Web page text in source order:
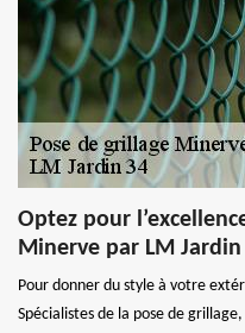
Optez pour
Minerve par LM Jardin
Pour donner du style à votre
Spécialistes de la pose de